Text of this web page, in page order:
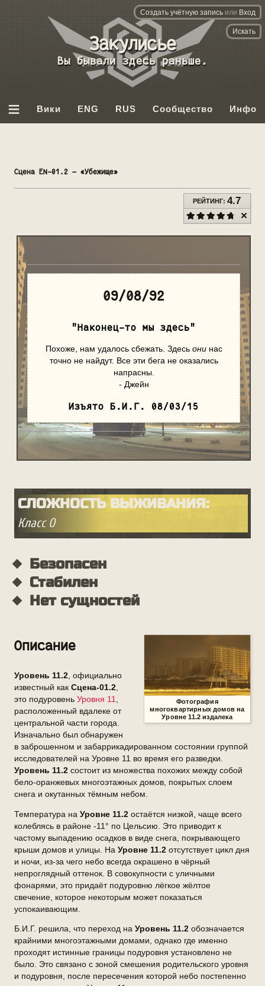
База
данных
Backrooms
Вы бывали здесь раньше.
≡ Вики ENG RUS Сообщество Инфо
Создать учётную запись или Вход
Сцена EN-01.2 — «Убежище»
РЕЙТИНГ:4.7
09/08/92
"Наконец-то мы здесь"
Похоже, нам удалось сбежать. Здесь онинас
точно не найдут. Все эти бега не оказались
напрасны.
- Джейн
Изъято Б.И.Г. 08/03/15
СЛОЖНОСТЬ ВЫЖИВАНИЯ:
Класс 0
Фотография
многоквартирных домов на
Уровне 11.2 издалека
Описание
Уровень 11.2, официально
известный как Сцена-01.2,
это подуровень Уровня 11,
расположенный вдалеке от
центральной части города.
Изначально был обнаружен
в заброшенном и забаррикадированном состоянии группой
исследователей на Уровне 11 во время его разведки.
Уровень 11.2 состоит из множества похожих между собой
бело-оранжевых многоэтажных домов, покрытых слоем
снега и окутанных тёмным небом.
Температура на Уровне 11.2 остаётся низкой, чаще всего
колеблясь в районе -11° по Цельсию. Это приводит к
частому выпадению осадков в виде снега, покрывающего
крыши домов и улицы. На Уровне 11.2 отсутствует цикл дня
и ночи, из-за чего небо всегда окрашено в чёрный
непроглядный оттенок. В совокупности с уличными
фонарями, это придаёт подуровню лёгкое жёлтое
свечение, которое некоторым может показаться
успокаивающим.
Б.И.Г. решила, что переход на Уровень 11.2 обозначается
крайними многоэтажными домами, однако где именно
проходят истинные границы подуровня установлено не
было. Это связано с зоной смешения родительского уровня
и подуровня, после пересечения которой небо постепенно